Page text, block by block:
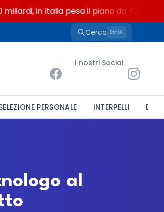
in Italia pesa il piano da 420 milioni
Cerca CtrlK
I nostri Social
SELEZIONE PERSONALE INTERPELLI
al